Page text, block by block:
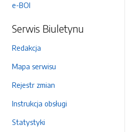
e-BOI
Serwis Biuletynu
Redakcja
Mapa serwisu
Rejestr zmian
Instrukcja obsługi
Statystyki